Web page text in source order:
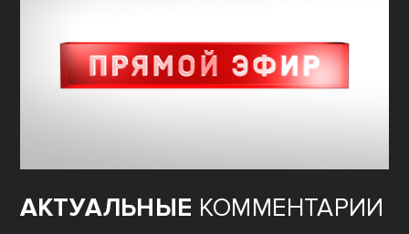
АКТУАЛЬНЫЕ КОММЕНТАРИИ